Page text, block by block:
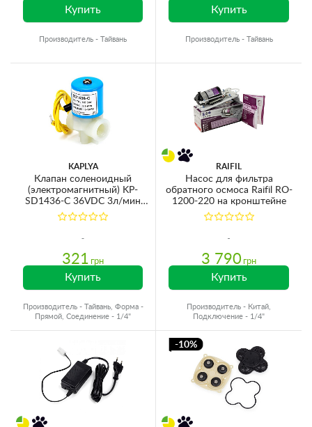
Купить
Производитель - Тайвань
Купить
Производитель - Тайвань
KAPLYA
Клапан соленоидный
(электромагнитный) KP-
SD1436-C 36VDC 3л/мин
8,3bar 1/4''ВР
321 грн
Купить
Производитель - Тайвань, Форма -
Прямой, Соединение - 1/4"
RAIFIL
Насос для фильтра
обратного осмоса Raifil RO-
1200-220 на кронштейне
3 790 грн
Купить
Производитель - Китай,
Подключение - 1/4"
-10%